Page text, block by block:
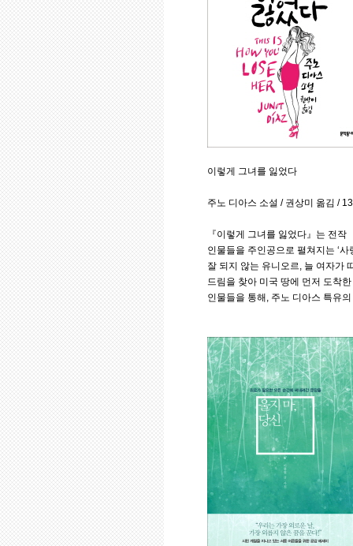
이렇게 그녀를 잃었다
주노 디아스 소설 / 권상미 옮김 /
『이렇게 그녀를 잃었다』는 전
인물들을 주인공으로 펼쳐지는 ‘
잘 되지 않는 유니오르, 늘 여자가
드림을 찾아 미국 땅에 먼저 도착
인물들을 통해, 주노 디아스 특유